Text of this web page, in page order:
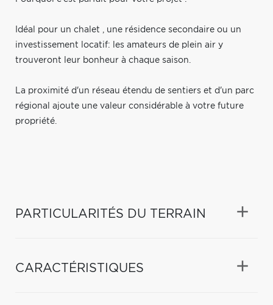
Idéal pour un chalet , une résidence secondaire ou un
investissement locatif: les amateurs de plein air y
trouveront leur bonheur à chaque saison.
La proximité d'un réseau étendu de sentiers et d'un parc
régional ajoute une valeur considérable à votre future
propriété.
PARTICULARITÉS DU TERRAIN
CARACTÉRISTIQUES